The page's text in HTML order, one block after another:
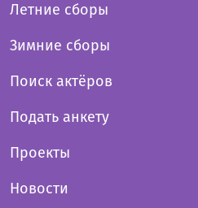
Летние сборы
Зимние сборы
Поиск актёров
Подать анкету
Проекты
Новости